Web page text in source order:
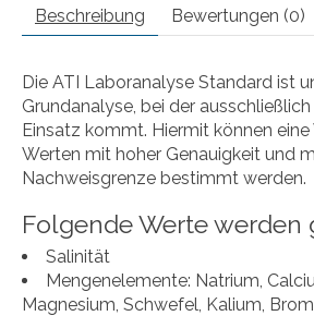
Beschreibung Bewertungen (0)
Die ATI Laboranalyse Standard ist
Grundanalyse, bei der
Einsatz kommt. Hiermit können
Werten mit hoher Genauigkeit und
Nachweisgrenze bestimmt werden.
Folgende Werte werden
Salinität
Mengenelemente: Natrium,
Magnesium, Schwefel, Kalium,